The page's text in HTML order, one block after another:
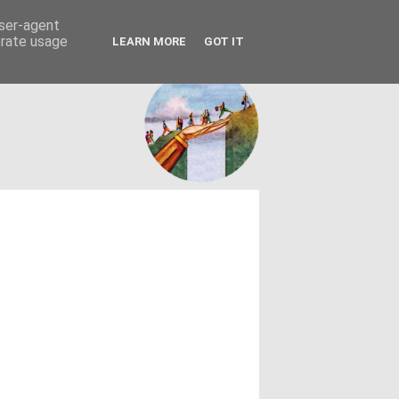
FACEBOOK
θεσμών - κοινωνίας
agent
usage
LEARN MORE GOT IT